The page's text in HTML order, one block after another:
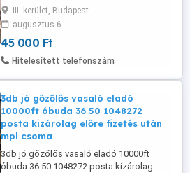
kicsomagolva volt 36 50 104 8272
személyes átvétel óbudán posta
kizárolag előre fizetés után mpl postán
maradó vagy postapont + 5000ft
III. kerület, Budapest
augusztus 6
45 000 Ft
Hitelesített telefonszám
3db jó gőzőlős vasaló eladó
10000ft óbuda 36 50 1048272
posta kizárolag előre fizetés után
mpl csoma
3db jó gőzőlős vasaló eladó 10000ft
óbuda 36 50 1048272 posta kizárolag